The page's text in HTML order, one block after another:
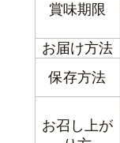
賞味期限
お届け方法
保存方法
お召し上が